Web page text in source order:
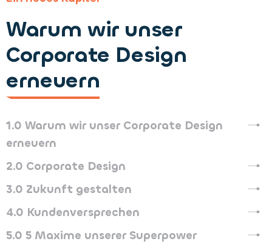
Warum wir unser
Corporate Design
erneuern
1.0 Warum wir unser Corporate Design
erneuern
2.0 Corporate Design
3.0 Zukunft gestalten
4.0 Kundenversprechen
5.0 5 Maxime unserer Superpower